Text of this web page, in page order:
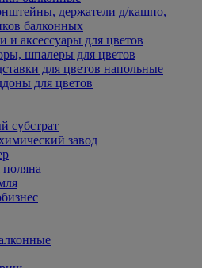
держатели д/кашпо,
балконных
и аксессуары для цветов
шпалеры для цветов
для цветов напольные
для цветов
субстрат
завод